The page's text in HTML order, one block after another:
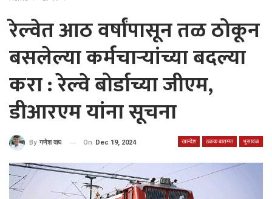
रेल्वेत आठ वर्षांपासून तळ ठोकून
बसलेल्या कर्मचार्‍यांच्या बदल्या
करा : रेल्वे बोर्डाच्या जीएम,
डीआरएम यांना सूचना
खान्देश ठळक बातम्या भुसावळ
By गणेश वाघ On Dec 19, 2024